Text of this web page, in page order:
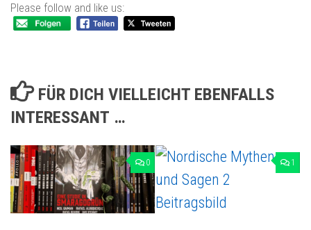
Please follow and like us:
FÜR DICH VIELLEICHT EBENFALLS
INTERESSANT …
0 1